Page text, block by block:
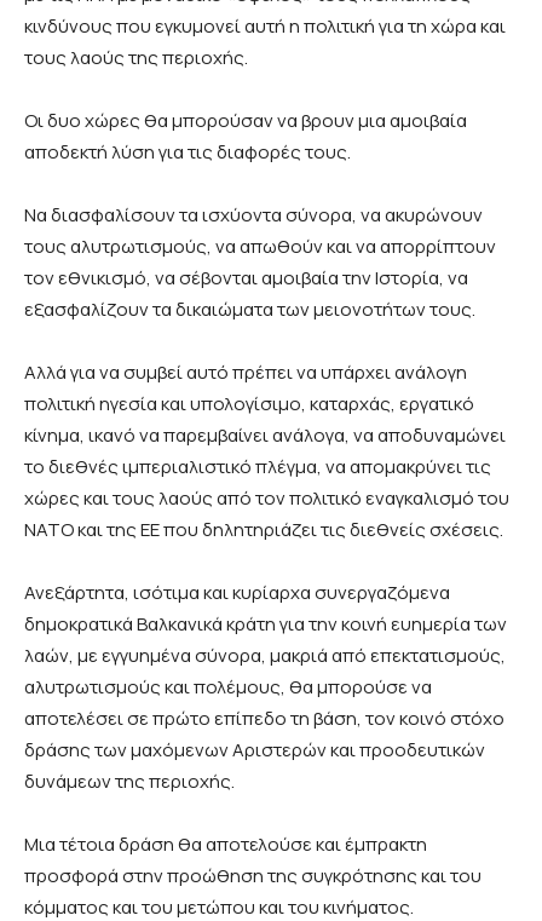
κινδύνους που εγκυμονεί αυτή η πολιτική για τη χώρα και
τους λαούς της περιοχής.
Οι δυο χώρες θα μπορούσαν να βρουν μια αμοιβαία
αποδεκτή λύση για τις διαφορές τους.
Να διασφαλίσουν τα ισχύοντα σύνορα, να ακυρώνουν
τους αλυτρωτισμούς, να απωθούν και να απορρίπτουν
τον εθνικισμό, να σέβονται αμοιβαία την Ιστορία, να
εξασφαλίζουν τα δικαιώματα των μειονοτήτων τους.
Αλλά για να συμβεί αυτό πρέπει να υπάρχει ανάλογη
πολιτική ηγεσία και υπολογίσιμο, καταρχάς, εργατικό
κίνημα, ικανό να παρεμβαίνει ανάλογα, να αποδυναμώνει
το διεθνές ιμπεριαλιστικό πλέγμα, να απομακρύνει τις
χώρες και τους λαούς από τον πολιτικό εναγκαλισμό του
ΝΑΤΟ και της ΕΕ που δηλητηριάζει τις διεθνείς σχέσεις.
Ανεξάρτητα, ισότιμα και κυρίαρχα συνεργαζόμενα
δημοκρατικά Βαλκανικά κράτη για την κοινή ευημερία των
λαών, με εγγυημένα σύνορα, μακριά από επεκτατισμούς,
αλυτρωτισμούς και πολέμους, θα μπορούσε να
αποτελέσει σε πρώτο επίπεδο τη βάση, τον κοινό στόχο
δράσης των μαχόμενων Αριστερών και προοδευτικών
δυνάμεων της περιοχής.
Μια τέτοια δράση θα αποτελούσε και έμπρακτη
προσφορά στην προώθηση της συγκρότησης και του
κόμματος και του μετώπου και του κινήματος.